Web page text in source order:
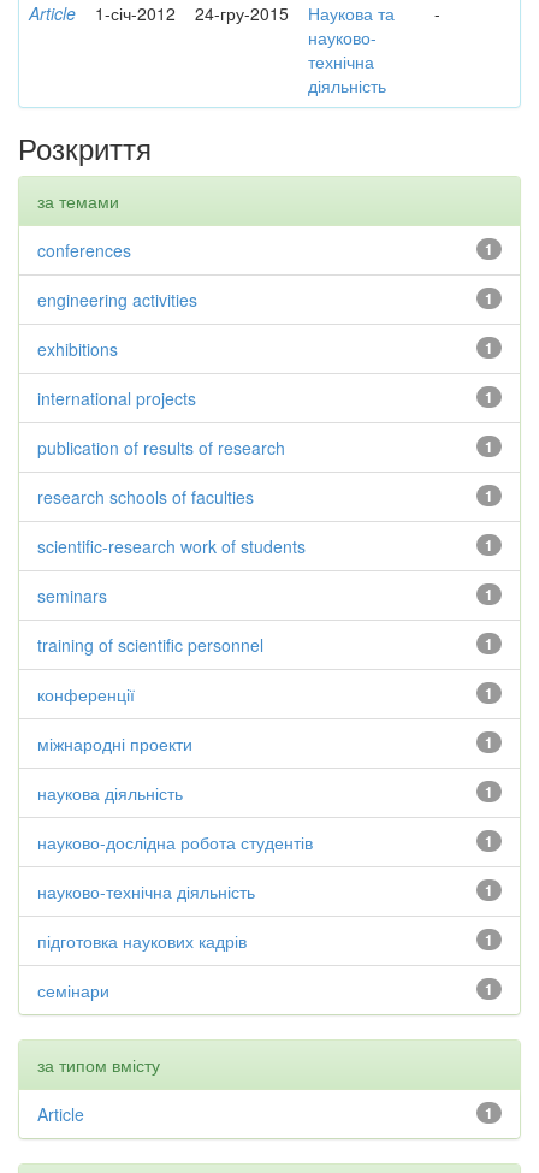
Article 1-січ-2012 24-гру-2015
Наукова та
науково-
технічна
діяльність
-
Розкриття
за темами
1
conferences
1
engineering activities
1
exhibitions
1
international projects
1
publication of results of research
1
research schools of faculties
1
scientific-research work of students
1
seminars
1
training of scientific personnel
1
конференції
1
міжнародні проекти
1
наукова діяльність
1
науково-дослідна робота студентів
1
науково-технічна діяльність
1
підготовка наукових кадрів
1
семінари
за типом вмісту
1
Article